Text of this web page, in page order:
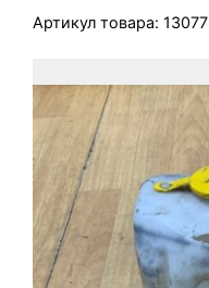
Артикул товара: 13077